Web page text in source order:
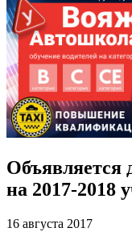
Объявляется
на 2017-2018
16 августа 2017